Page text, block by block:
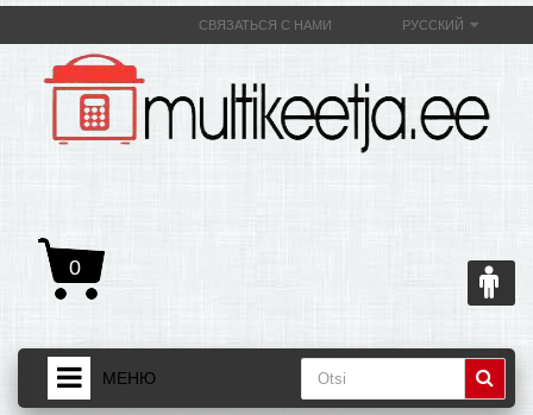
РУССКИЙ
СВЯЗАТЬСЯ С НАМИ
0
МЕНЮ